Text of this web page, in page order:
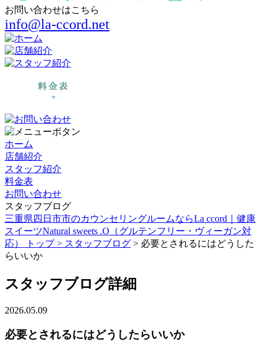
お問い合わせはこちら
info@la-ccord.net
ホーム
店舗紹介
スタッフ紹介
料金表
お問い合わせ
スタッフブログ
三重県四日市市のカウンセリングルームならLa ccord｜健康
スイーツNatural sweets .O（グルテンフリー・ヴィーガン対
応） トップ > スタッフブログ > 必要とされるにはどうした
らいいか
スタッフブログ詳細
2026.05.09
必要とされるにはどうしたらいいか